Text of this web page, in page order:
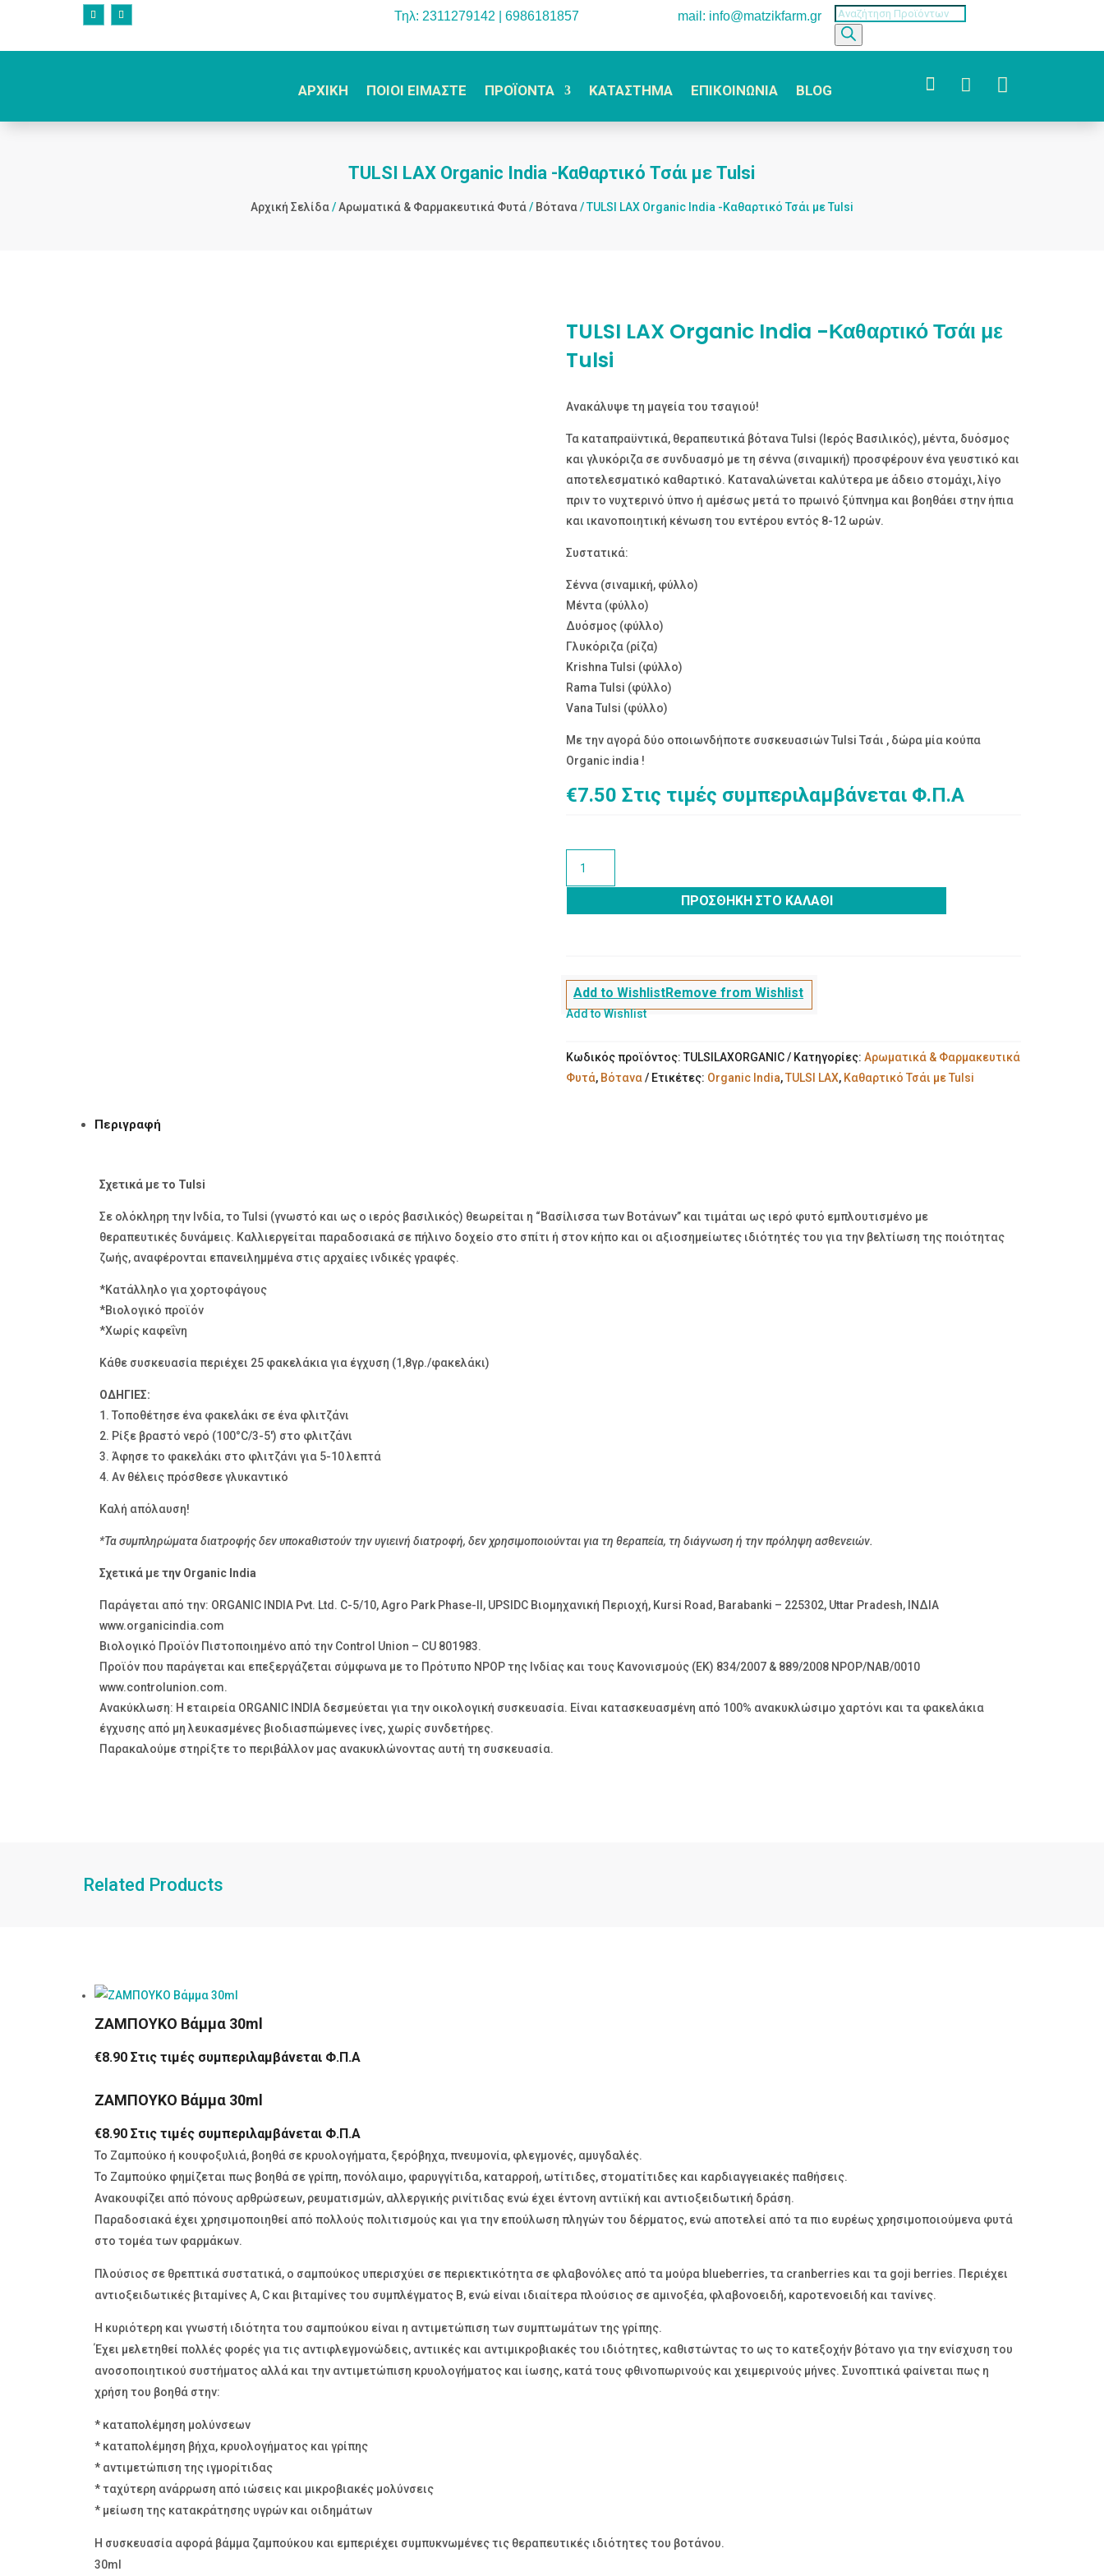
Τηλ: 2311279142 | 6986181857 mail: info@matzikfarm.gr
Products
search
ΑΡΧΙΚΗ ΠΟΙΟΙ ΕΙΜΑΣΤΕ ΠΡΟΪΟΝΤΑ ΚΑΤΑΣΤΗΜΑ ΕΠΙΚΟΙΝΩΝΙΑ BLOG   
TULSI LAX Organic India -Καθαρτικό Τσάι με Tulsi
Αρχική Σελίδα/Αρωματικά & Φαρμακευτικά Φυτά/ Βότανα/ TULSI LAX Organic India -Καθαρτικό Τσάι με Tulsi
TULSI LAX Organic India -Καθαρτικό Τσάι με
Tulsi
Ανακάλυψε τη μαγεία του τσαγιού!
Τα καταπραϋντικά, θεραπευτικά βότανα Tulsi (Ιερός Βασιλικός), μέντα, δυόσμος
και γλυκόριζα σε συνδυασμό με τη σέννα (σιναμική) προσφέρουν ένα γευστικό και
αποτελεσματικό καθαρτικό. Καταναλώνεται καλύτερα με άδειο στομάχι, λίγο
πριν το νυχτερινό ύπνο ή αμέσως μετά το πρωινό ξύπνημα και βοηθάει στην ήπια
και ικανοποιητική κένωση του εντέρου εντός 8-12 ωρών.
Συστατικά:
Σέννα (σιναμική, φύλλο)
Μέντα (φύλλο)
Δυόσμος (φύλλο)
Γλυκόριζα (ρίζα)
Krishna Tulsi (φύλλο)
Rama Tulsi (φύλλο)
Vana Tulsi (φύλλο)
Με την αγορά δύο οποιωνδήποτε συσκευασιών Tulsi Τσάι , δώρα μία κούπα
Organic india !
€7.50 Στις τιμές συμπεριλαμβάνεται Φ.Π.Α
με
Tulsi
ΠΡΟΣΘΉΚΗ ΣΤΟ ΚΑΛΆΘΙ
Add to WishlistRemove from Wishlist
Add to Wishlist
Κωδικός προϊόντος:TULSILAXORGANIC Κατηγορίες:Αρωματικά & Φαρμακευτικά
Φυτά, Βότανα Ετικέτες: Organic India,TULSI LAX, Καθαρτικό Τσάι με Tulsi
Περιγραφή
Σχετικά με το Tulsi
Σε ολόκληρη την Ινδία, το Tulsi (γνωστό και ως ο ιερός βασιλικός) θεωρείται η “Βασίλισσα των Βοτάνων” και τιμάται ως ιερό φυτό εμπλουτισμένο με
θεραπευτικές δυνάμεις. Καλλιεργείται παραδοσιακά σε πήλινο δοχείο στο σπίτι ή στον κήπο και οι αξιοσημείωτες ιδιότητές του για την βελτίωση της ποιότητας
ζωής, αναφέρονται επανειλημμένα στις αρχαίες ινδικές γραφές.
*Κατάλληλο για χορτοφάγους
*Βιολογικό προϊόν
*Χωρίς καφεΐνη
Κάθε συσκευασία περιέχει 25 φακελάκια για έγχυση (1,8γρ./φακελάκι)
ΟΔΗΓΙΕΣ:
1. Τοποθέτησε ένα φακελάκι σε ένα φλιτζάνι
2. Ρίξε βραστό νερό (100°C/3-5′) στο φλιτζάνι
3. Άφησε το φακελάκι στο φλιτζάνι για 5-10 λεπτά
4. Αν θέλεις πρόσθεσε γλυκαντικό
Καλή απόλαυση!
*Τα συμπληρώματα διατροφής δεν υποκαθιστούν την υγιεινή διατροφή, δεν χρησιμοποιούνται για τη θεραπεία, τη διάγνωση ή την πρόληψη ασθενειών.
Σχετικά με την Organic India
Παράγεται από την: ORGANIC INDIA Pvt. Ltd. C-5/10, Agro Park Phase-II, UPSIDC Βιομηχανική Περιοχή, Kursi Road, Barabanki – 225302, Uttar Pradesh, ΙΝΔΙΑ
www.organicindia.com
Βιολογικό Προϊόν Πιστοποιημένο από την Control Union – CU 801983.
Προϊόν που παράγεται και επεξεργάζεται σύμφωνα με το Πρότυπο NPOP της Ινδίας και τους Κανονισμούς (EK) 834/2007 & 889/2008 NPOP/NAB/0010
www.controlunion.com.
Ανακύκλωση: H εταιρεία ORGANIC INDIA δεσμεύεται για την οικολογική συσκευασία. Είναι κατασκευασμένη από 100% ανακυκλώσιμο χαρτόνι και τα φακελάκια
έγχυσης από μη λευκασμένες βιοδιασπώμενες ίνες, χωρίς συνδετήρες.
Παρακαλούμε στηρίξτε το περιβάλλον μας ανακυκλώνοντας αυτή τη συσκευασία.
Related Products
ΖΑΜΠΟΥΚΟ Βάμμα 30ml
€8.90 Στις τιμές συμπεριλαμβάνεται Φ.Π.Α
ΖΑΜΠΟΥΚΟ Βάμμα 30ml
€8.90 Στις τιμές συμπεριλαμβάνεται Φ.Π.Α
Το Ζαμπούκο ή κουφοξυλιά, βοηθά σε κρυολογήματα, ξερόβηχα, πνευμονία, φλεγμονές, αμυγδαλές.
Το Ζαμπούκο φημίζεται πως βοηθά σε γρίπη, πονόλαιμο, φαρυγγίτιδα, καταρροή, ωτίτιδες, στοματίτιδες και καρδιαγγειακές παθήσεις.
Ανακουφίζει από πόνους αρθρώσεων, ρευματισμών, αλλεργικής ρινίτιδας ενώ έχει έντονη αντιϊκή και αντιοξειδωτική δράση.
Παραδοσιακά έχει χρησιμοποιηθεί από πολλούς πολιτισμούς και για την επούλωση πληγών του δέρματος, ενώ αποτελεί από τα πιο ευρέως χρησιμοποιούμενα φυτά
στο τομέα των φαρμάκων.
Πλούσιος σε θρεπτικά συστατικά, ο σαμπούκος υπερισχύει σε περιεκτικότητα σε φλαβονόλες από τα μούρα blueberries, τα cranberries και τα goji berries. Περιέχει
αντιοξειδωτικές βιταμίνες A, C και βιταμίνες του συμπλέγματος Β, ενώ είναι ιδιαίτερα πλούσιος σε αμινοξέα, φλαβονοειδή, καροτενοειδή και τανίνες.
Η κυριότερη και γνωστή ιδιότητα του σαμπούκου είναι η αντιμετώπιση των συμπτωμάτων της γρίπης.
Έχει μελετηθεί πολλές φορές για τις αντιφλεγμονώδεις, αντιικές και αντιμικροβιακές του ιδιότητες, καθιστώντας το ως το κατεξοχήν βότανο για την ενίσχυση του
ανοσοποιητικού συστήματος αλλά και την αντιμετώπιση κρυολογήματος και ίωσης, κατά τους φθινοπωρινούς και χειμερινούς μήνες. Συνοπτικά φαίνεται πως η
χρήση του βοηθά στην:
* καταπολέμηση μολύνσεων
* καταπολέμηση βήχα, κρυολογήματος και γρίπης
* αντιμετώπιση της ιγμορίτιδας
* ταχύτερη ανάρρωση από ιώσεις και μικροβιακές μολύνσεις
* μείωση της κατακράτησης υγρών και οιδημάτων
Η συσκευασία αφορά βάμμα ζαμπούκου και εμπεριέχει συμπυκνωμένες τις θεραπευτικές ιδιότητες του βοτάνου.
30ml